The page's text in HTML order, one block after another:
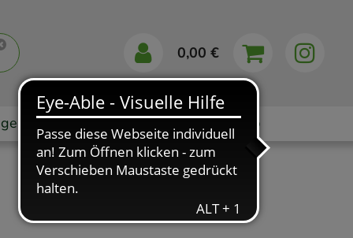
0,00 €
Markenshops Ratgeber App